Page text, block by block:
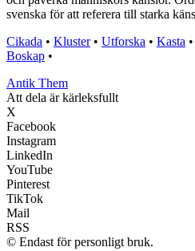
svenska för att referera till starka
Cikada • Kluster• Utforska • Kasta •
Boskap •
Antik Them
Att dela är kärleksfullt
X
Facebook
Instagram
LinkedIn
YouTube
Pinterest
TikTok
Mail
RSS
© Endast för personligt bruk.